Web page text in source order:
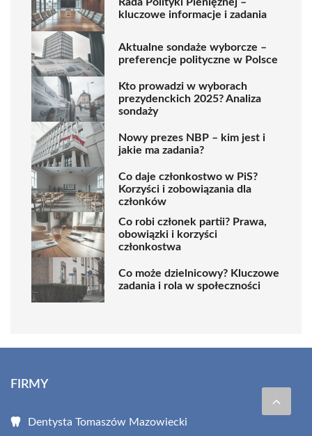
Rada Polityki Pieniężnej –
kluczowe informacje i zadania
Aktualne sondaże wyborcze –
preferencje polityczne w Polsce
Kto prowadzi w wyborach
prezydenckich 2025? Analiza
sondaży
Nowy prezes NBP – kim jest i
jakie ma zadania?
Co daje członkostwo w PiS?
Korzyści i zobowiązania dla
członków
Co robi członek partii? Prawa,
obowiązki i korzyści
członkostwa
Co może dzielnicowy? Kluczowe
zadania i rola w społeczności
FIRMY
Dentysta Tomaszów Mazowiecki